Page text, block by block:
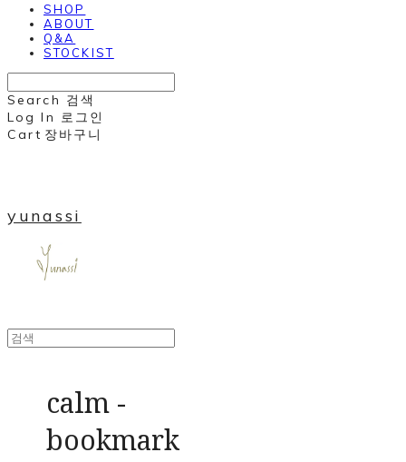
SHOP
ABOUT
Q&A
STOCKIST
Search 검색
Log In 로그인
Cart 장바구니
yunassi
calm -
bookmark